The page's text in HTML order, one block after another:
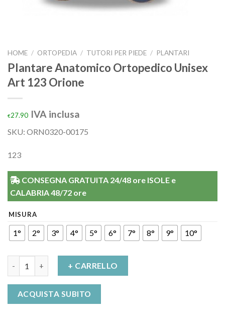
HOME / ORTOPEDIA / TUTORI PER PIEDE / PLANTARI
Plantare Anatomico Ortopedico Unisex
Art 123 Orione
€27.90 IVA inclusa
SKU: ORN0320-00175
123
CONSEGNA GRATUITA 24/48 ore ISOLE e
CALABRIA 48/72 ore
MISURA
1° 2° 3° 4° 5° 6° 7° 8° 9° 10°
+ CARRELLO
ACQUISTA SUBITO